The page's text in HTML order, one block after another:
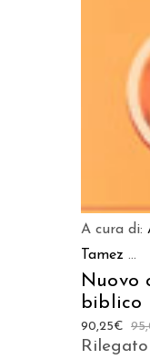
A cura di:
Tamez ...
Nuovo
biblico
90,25€